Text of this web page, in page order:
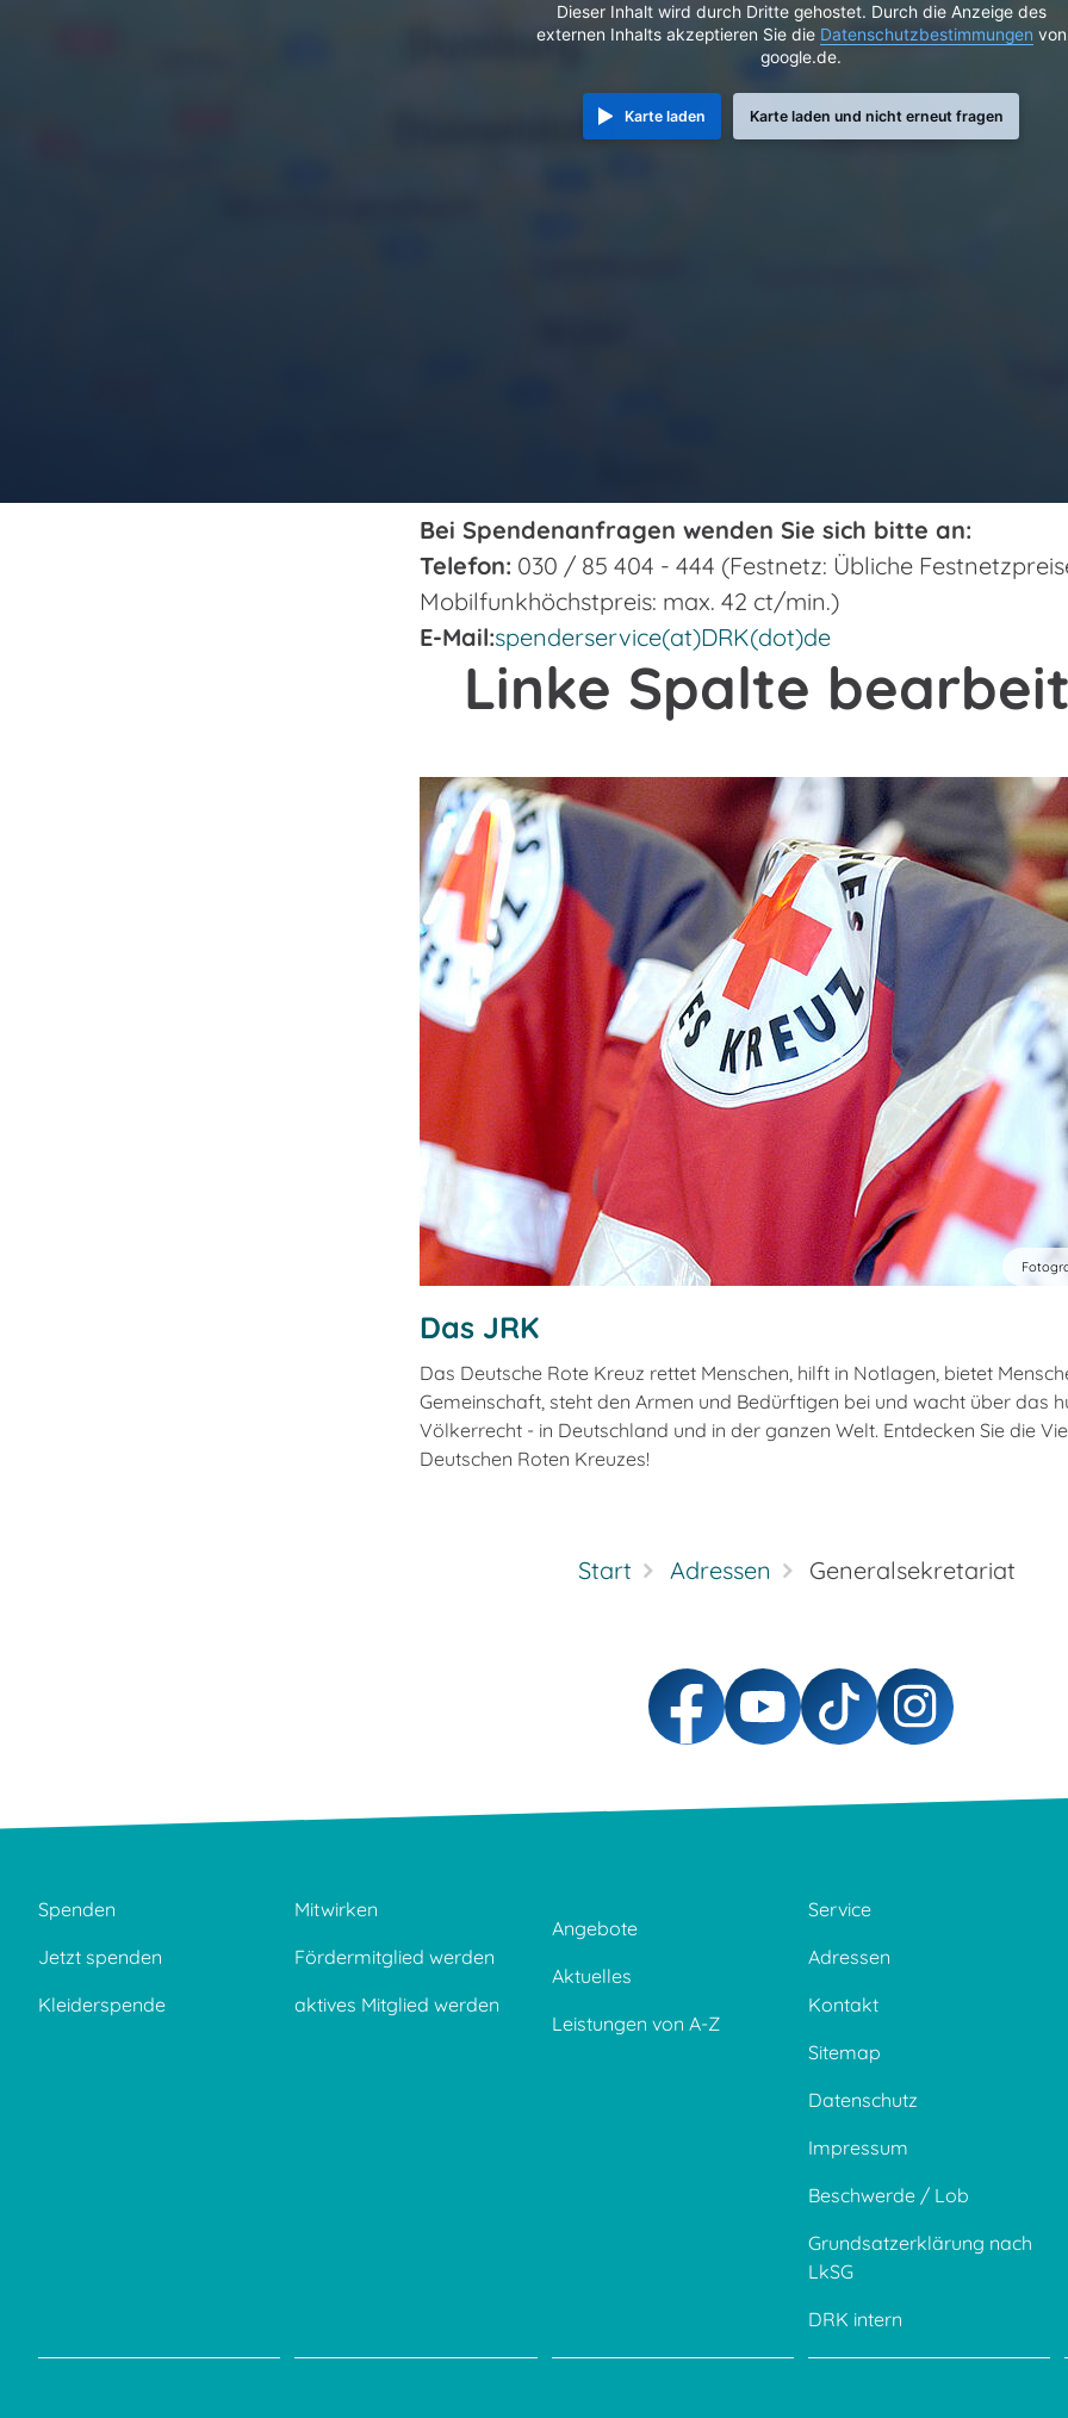
Dieser Inhalt wird durch Dritte gehostet. Durch die Anzeige des
externen Inhalts akzeptieren Sie die Datenschutzbestimmungen von
google.de.
Karte laden Karte laden und nicht erneut fragen
Bei Spendenanfragen wenden Sie sich bitte an:
Telefon: 030 / 85 404 - 444 (Festnetz: Übliche
Mobilfunkhöchstpreis: max. 42 ct/min.)
E-Mail:spenderservice(at)DRK(dot)de
Linke Spalte
Das JRK
Das Deutsche Rote Kreuz rettet Menschen, hilft in Notlagen, bietet
Gemeinschaft, steht den Armen und Bedürftigen bei und wacht über das
Völkerrecht - in Deutschland und in der ganzen Welt. Entdecken Sie die
Deutschen Roten Kreuzes!
Start Adressen Generalsekretariat
Spenden
Jetzt spenden
Kleiderspende
Mitwirken
Fördermitglied werden
aktives Mitglied werden
Angebote
Aktuelles
Leistungen von A-Z
Service
Adressen
Kontakt
Sitemap
Datenschutz
Impressum
Beschwerde / Lob
Grundsatzerklärung nach
LkSG
DRK intern